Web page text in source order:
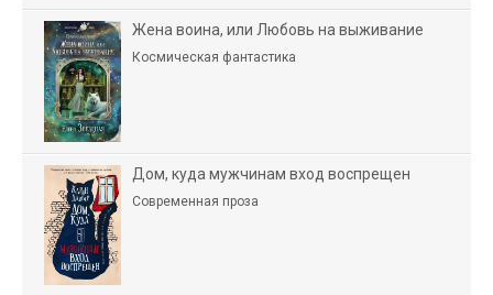
Жена воина, или Любовь на выживание
Космическая фантастика
Дом, куда мужчинам вход воспрещен
Современная проза